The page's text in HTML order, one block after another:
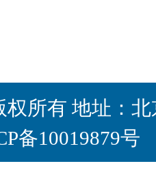
所有 地址：
备10019879号